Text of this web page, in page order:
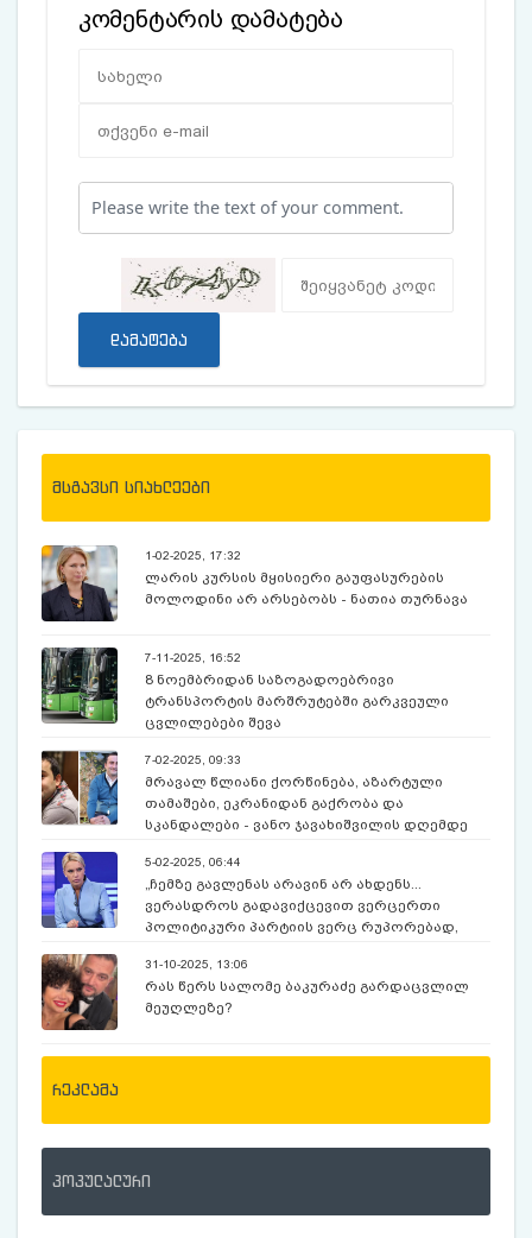
კომენტარის დამატება
დამატება
მსგავსი სიახლეები
1-02-2025, 17:32
ლარის კურსის მყისიერი გაუფასურების
მოლოდინი არ არსებობს - ნათია თურნავა
7-11-2025, 16:52
8 ნოემბრიდან საზოგადოებრივი
ტრანსპორტის მარშრუტებში გარკვეული
ცვლილებები შევა
7-02-2025, 09:33
მრავალ წლიანი ქორწინება, აზარტული
თამაშები, ეკრანიდან გაქრობა და
სკანდალები - ვანო ჯავახიშვილის დღემდე
5-02-2025, 06:44
„ჩემზე გავლენას არავინ არ ახდენს...
ვერასდროს გადავიქცევით ვერცერთი
პოლიტიკური პარტიის ვერც რუპორებად,
აქტივისტებად“ - მაკა ცინცაძე
31-10-2025, 13:06
რას წერს სალომე ბაკურაძე გარდაცვლილ
მეუღლეზე?
რეკლამა
პოპულალური